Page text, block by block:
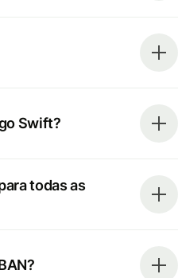
Swift?
todas as